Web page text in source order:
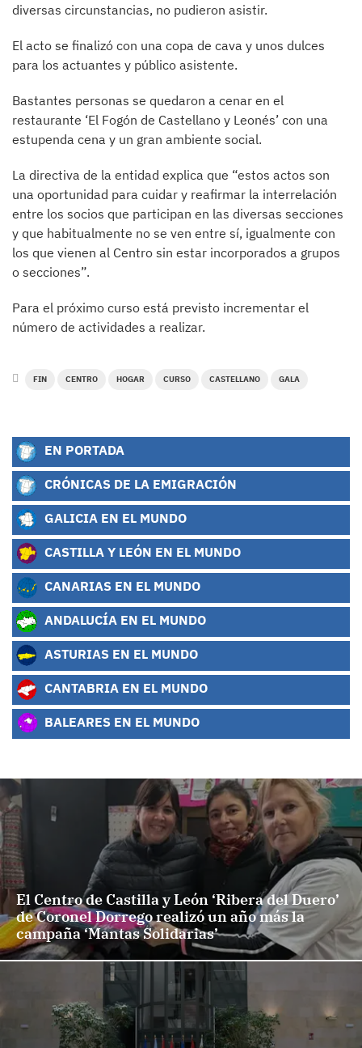
diversas circunstancias, no pudieron asistir.
El acto se finalizó con una copa de cava y unos dulces
para los actuantes y público asistente.
Bastantes personas se quedaron a cenar en el
restaurante ‘El Fogón de Castellano y Leonés’ con una
estupenda cena y un gran ambiente social.
La directiva de la entidad explica que “estos actos son
una oportunidad para cuidar y reafirmar la interrelación
entre los socios que participan en las diversas secciones
y que habitualmente no se ven entre sí, igualmente con
los que vienen al Centro sin estar incorporados a grupos
o secciones”.
Para el próximo curso está previsto incrementar el
número de actividades a realizar.
FIN CENTRO HOGAR CURSO CASTELLANO GALA
EN PORTADA
CRÓNICAS DE LA EMIGRACIÓN
GALICIA EN EL MUNDO
CASTILLA Y LEÓN EN EL MUNDO
CANARIAS EN EL MUNDO
ANDALUCÍA EN EL MUNDO
ASTURIAS EN EL MUNDO
CANTABRIA EN EL MUNDO
BALEARES EN EL MUNDO
El Centro de Castilla y León ‘Ribera del Duero’
de Coronel Dorrego realizó un año más la
campaña ‘Mantas Solidarias’